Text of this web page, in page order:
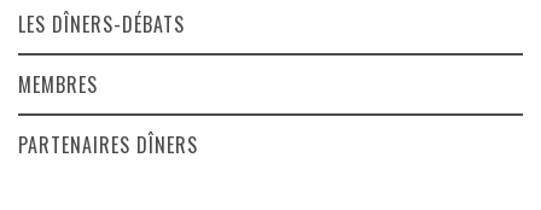
LES DÎNERS-DÉBATS
MEMBRES
PARTENAIRES DÎNERS